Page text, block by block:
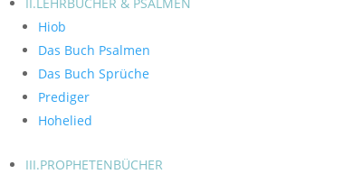
Hiob
Das Buch Psalmen
Das Buch Sprüche
Prediger
Hohelied
III.PROPHETENBÜCHER